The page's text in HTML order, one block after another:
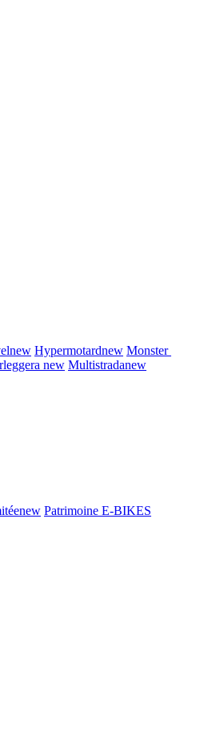
new Hypermotardnew Monster
new Multistradanew
new Patrimoine E-BIKES